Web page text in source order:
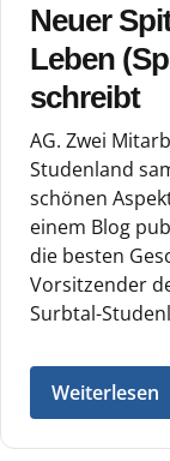
Neuer
Leben
schreibt
AG. Zwei
Studenland
schönen
einem Blog
die besten
Vorsitzender
Surbtal-
Weiterlesen